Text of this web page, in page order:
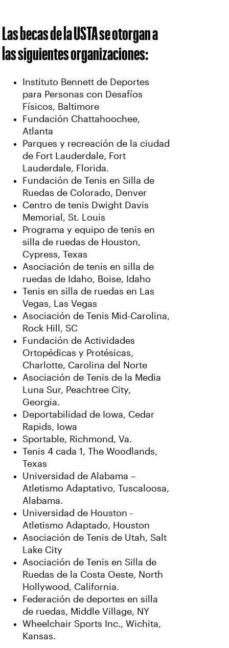
Las becas de la USTA se otorgan a
las siguientes organizaciones:
Instituto Bennett de Deportes
para Personas con Desafíos
Físicos, Baltimore
Fundación Chattahoochee,
Atlanta
Parques y recreación de la ciudad
de Fort Lauderdale, Fort
Lauderdale, Florida.
Fundación de Tenis en Silla de
Ruedas de Colorado, Denver
Centro de tenis Dwight Davis
Memorial, St. Louis
Programa y equipo de tenis en
silla de ruedas de Houston,
Cypress, Texas
Asociación de tenis en silla de
ruedas de Idaho, Boise, Idaho
Tenis en silla de ruedas en Las
Vegas, Las Vegas
Asociación de Tenis Mid-Carolina,
Rock Hill, SC
Fundación de Actividades
Ortopédicas y Protésicas,
Charlotte, Carolina del Norte
Asociación de Tenis de la Media
Luna Sur, Peachtree City,
Georgia.
Deportabilidad de Iowa, Cedar
Rapids, Iowa
Sportable, Richmond, Va.
Tenis 4 cada 1, The Woodlands,
Texas
Universidad de Alabama –
Atletismo Adaptativo, Tuscaloosa,
Alabama.
Universidad de Houston -
Atletismo Adaptado, Houston
Asociación de Tenis de Utah, Salt
Lake City
Asociación de Tenis en Silla de
Ruedas de la Costa Oeste, North
Hollywood, California.
Federación de deportes en silla
de ruedas, Middle Village, NY
Wheelchair Sports Inc., Wichita,
Kansas.